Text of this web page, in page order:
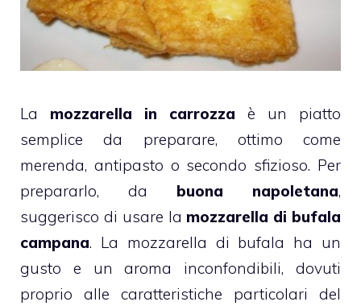
La mozzarella in carrozza è un piatto
semplice da preparare, ottimo come
merenda, antipasto o secondo sfizioso. Per
prepararlo, da buona napoletana,
suggerisco di usare la mozzarella di bufala
campana. La mozzarella di bufala ha un
gusto e un aroma inconfondibili, dovuti
proprio alle caratteristiche particolari del